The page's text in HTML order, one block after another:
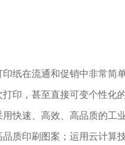
在流通和促销中非常简
印，甚至直接可变个性化
用快速、高效、高品质的
质印刷图案；运用云计算